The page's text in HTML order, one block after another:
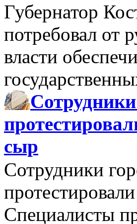
Губернатор
потребовал от
власти
сыр
Сотрудники
Специалисты